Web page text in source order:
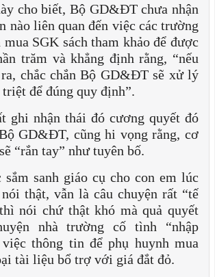
cho biết, Bộ GD&ĐT chưa nhận
nào liên quan đến việc các trường
mua SGK sách tham khảo để được
trăm và khẳng định rằng, “nếu
chắc chắn Bộ GD&ĐT sẽ xử lý
để đúng quy định”.
ghi nhận thái đó cương quyết đó
GD&ĐT, cũng hi vọng rằng, cơ
“rắn tay” như tuyên bố.
sắm sanh giáo cụ cho con em lúc
thật, vẫn là câu chuyện rất “tế
nói chứ thật khó mà quả quyết
nhà trường cố tình “nhập
thông tin để phụ huynh mua
tài liệu bổ trợ với giá đắt đỏ.